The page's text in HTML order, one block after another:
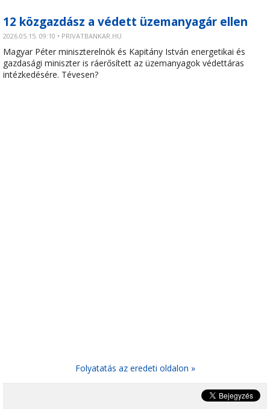
12 közgazdász a védett üzemanyagár ellen
2026.05.15. 09:10 • PRIVATBANKAR.HU
Magyar Péter miniszterelnök és Kapitány István energetikai és
gazdasági miniszter is ráerősített az üzemanyagok védettáras
intézkedésére. Tévesen?
Folyatatás az eredeti oldalon »